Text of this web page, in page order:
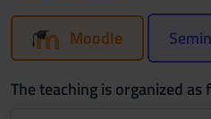
Moodle
The teaching is organized as